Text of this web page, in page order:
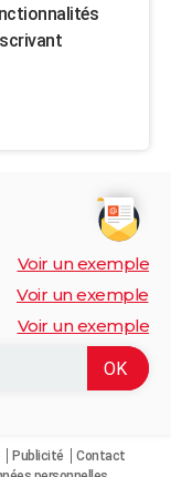
Voir un exemple
Voir un exemple
Voir un exemple
Publicité
Contact